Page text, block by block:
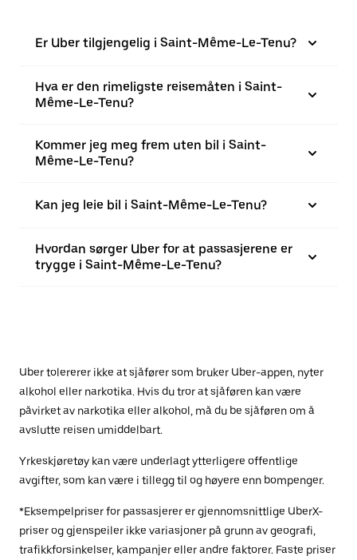
Er Uber tilgjengelig i Saint-Même-Le-Tenu?
Hva er den rimeligste reisemåten i Saint-
Même-Le-Tenu?
Kommer jeg meg frem uten bil i Saint-
Même-Le-Tenu?
Kan jeg leie bil i Saint-Même-Le-Tenu?
Hvordan sørger Uber for at passasjerene er
trygge i Saint-Même-Le-Tenu?
Uber tolererer ikke at sjåfører som bruker Uber-appen, nyter
alkohol eller narkotika. Hvis du tror at sjåføren kan være
påvirket av narkotika eller alkohol, må du be sjåføren om å
avslutte reisen umiddelbart.
Yrkeskjøretøy kan være underlagt ytterligere offentlige
avgifter, som kan være i tillegg til og høyere enn bompenger.
*Eksempelpriser for passasjerer er gjennomsnittlige UberX-
priser og gjenspeiler ikke variasjoner på grunn av geografi,
trafikkforsinkelser, kampanjer eller andre faktorer. Faste priser